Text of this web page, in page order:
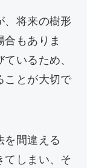
将来の樹形
もありま
いるため、
ことが大切で
を間違える
てしまい、そ